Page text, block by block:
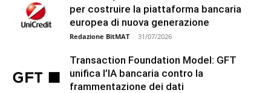
per costruire la piattaforma bancaria
europea di nuova generazione
Redazione BitMAT - 31/07/2026
Transaction Foundation Model: GFT
unifica l’IA bancaria contro la
frammentazione dei dati